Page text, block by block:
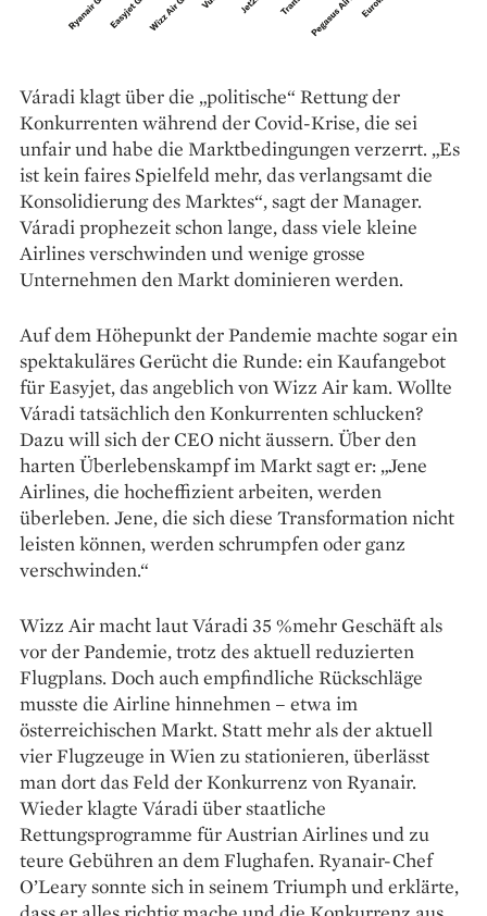
Váradi klagt über die „politische“ Rettung der
Konkurrenten während der Covid-Krise, die sei
unfair und habe die Marktbedingungen verzerrt. „Es
ist kein faires Spielfeld mehr, das verlangsamt die
Konsolidierung des Marktes“, sagt der Manager.
Váradi prophezeit schon lange, dass viele kleine
Airlines verschwinden und wenige grosse
Unternehmen den Markt dominieren werden.
Auf dem Höhepunkt der Pandemie machte sogar ein
spektakuläres Gerücht die Runde: ein Kaufangebot
für Easyjet, das angeblich von Wizz Air kam. Wollte
Váradi tatsächlich den Konkurrenten schlucken?
Dazu will sich der CEO nicht äussern. Über den
harten Überlebenskampf im Markt sagt er: „Jene
Airlines, die hocheffizient arbeiten, werden
überleben. Jene, die sich diese Transformation nicht
leisten können, werden schrumpfen oder ganz
verschwinden.“
Wizz Air macht laut Váradi 35 %mehr Geschäft als
vor der Pandemie, trotz des aktuell reduzierten
Flugplans. Doch auch empfindliche Rückschläge
musste die Airline hinnehmen – etwa im
österreichischen Markt. Statt mehr als der aktuell
vier Flugzeuge in Wien zu stationieren, überlässt
man dort das Feld der Konkurrenz von Ryanair.
Wieder klagte Váradi über staatliche
Rettungsprogramme für Austrian Airlines und zu
teure Gebühren an dem Flughafen. Ryanair-Chef
O’Leary sonnte sich in seinem Triumph und erklärte,